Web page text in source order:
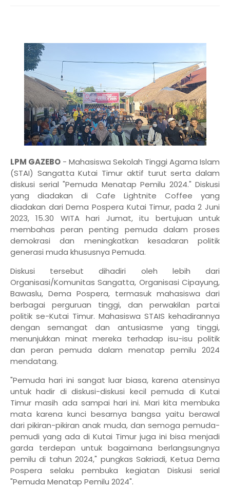
LPM GAZEBO - Mahasiswa Sekolah Tinggi Agama Islam
(STAI) Sangatta Kutai Timur aktif turut serta dalam
diskusi serial "Pemuda Menatap Pemilu 2024." Diskusi
yang diadakan di Cafe Lightnite Coffee yang
diadakan dari Dema Pospera Kutai Timur, pada 2 Juni
2023, 15.30 WITA hari Jumat, itu bertujuan untuk
membahas peran penting pemuda dalam proses
demokrasi dan meningkatkan kesadaran politik
generasi muda khususnya Pemuda.
Diskusi tersebut dihadiri oleh lebih dari
Organisasi/Komunitas Sangatta, Organisasi Cipayung,
Bawaslu, Dema Pospera, termasuk mahasiswa dari
berbagai perguruan tinggi, dan perwakilan partai
politik se-Kutai Timur. Mahasiswa STAIS kehadirannya
dengan semangat dan antusiasme yang tinggi,
menunjukkan minat mereka terhadap isu-isu politik
dan peran pemuda dalam menatap pemilu 2024
mendatang.
"Pemuda hari ini sangat luar biasa, karena atensinya
untuk hadir di diskusi-diskusi kecil pemuda di Kutai
Timur masih ada sampai hari ini. Mari kita membuka
mata karena kunci besarnya bangsa yaitu berawal
dari pikiran-pikiran anak muda, dan semoga pemuda-
pemudi yang ada di Kutai Timur juga ini bisa menjadi
garda terdepan untuk bagaimana berlangsungnya
pemilu di tahun 2024," pungkas Sakriadi, Ketua Dema
Pospera selaku pembuka kegiatan Diskusi serial
"Pemuda Menatap Pemilu 2024".